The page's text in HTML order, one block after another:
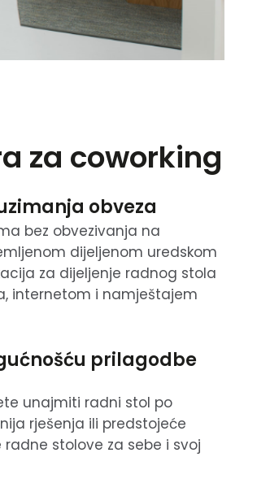
za coworking
obveza
bez obvezivanja na
dijeljenom uredskom
za dijeljenje radnog stola
internetom i namještajem
prilagodbe
unajmiti radni stol po
rješenja ili predstojeće
stolove za sebe i svoj